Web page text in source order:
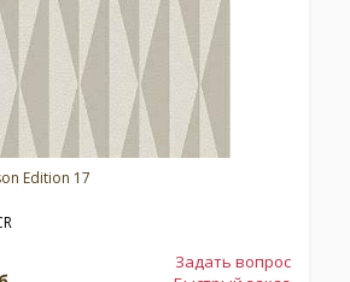
Edition 17
Задать вопрос